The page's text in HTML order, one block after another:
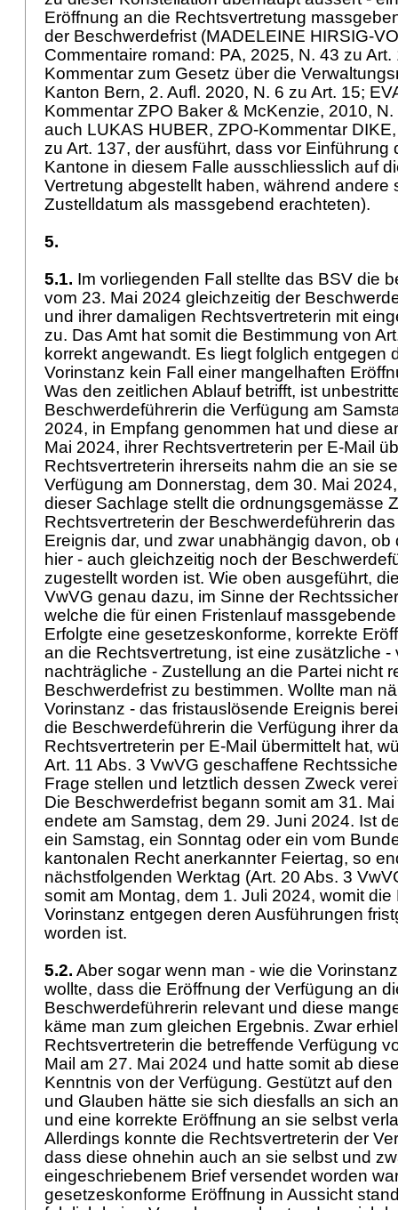
Eröffnung an die Rechtsvertretung
der Beschwerdefrist (MADELEINE HIRSIG-
Commentaire romand: PA, 2025, N. 43 zu
Kommentar zum Gesetz über die
Kanton Bern, 2. Aufl. 2020, N. 6 zu Art. 15;
Kommentar ZPO Baker & McKenzie, 2010,
auch LUKAS HUBER, ZPO-Kommentar
zu Art. 137, der ausführt, dass vor Einführung
Kantone in diesem Falle ausschliesslich auf
Vertretung abgestellt haben, während andere
Zustelldatum als massgebend erachteten).
5.
5.1. Im vorliegenden Fall stellte das BSV die
vom 23. Mai 2024 gleichzeitig der
und ihrer damaligen Rechtsvertreterin mit
zu. Das Amt hat somit die Bestimmung von
korrekt angewandt. Es liegt folglich entgegen
Vorinstanz kein Fall einer mangelhaften
Was den zeitlichen Ablauf betrifft, ist
Beschwerdeführerin die Verfügung am
2024, in Empfang genommen hat und diese
Mai 2024, ihrer Rechtsvertreterin per E-Mail
Rechtsvertreterin ihrerseits nahm die an sie
Verfügung am Donnerstag, dem 30. Mai
dieser Sachlage stellt die ordnungsgemässe
Rechtsvertreterin der Beschwerdeführerin
Ereignis dar, und zwar unabhängig davon, ob
hier - auch gleichzeitig noch der
zugestellt worden ist. Wie oben ausgeführt,
VwVG genau dazu, im Sinne der
welche die für einen Fristenlauf
Erfolgte eine gesetzeskonforme, korrekte
an die Rechtsvertretung, ist eine zusätzliche -
nachträgliche - Zustellung an die Partei nicht
Beschwerdefrist zu bestimmen. Wollte man
Vorinstanz - das fristauslösende Ereignis
die Beschwerdeführerin die Verfügung ihrer
Rechtsvertreterin per E-Mail übermittelt hat,
Art. 11 Abs. 3 VwVG geschaffene
Frage stellen und letztlich dessen Zweck
Die Beschwerdefrist begann somit am 31.
endete am Samstag, dem 29. Juni 2024. Ist
ein Samstag, ein Sonntag oder ein vom
kantonalen Recht anerkannter Feiertag, so
nächstfolgenden Werktag (Art. 20 Abs. 3
somit am Montag, dem 1. Juli 2024, womit
Vorinstanz entgegen deren Ausführungen
worden ist.
5.2. Aber sogar wenn man - wie die
wollte, dass die Eröffnung der Verfügung an
Beschwerdeführerin relevant und diese
käme man zum gleichen Ergebnis. Zwar
Rechtsvertreterin die betreffende Verfügung
Mail am 27. Mai 2024 und hatte somit ab
Kenntnis von der Verfügung. Gestützt auf
und Glauben hätte sie sich diesfalls an sich
und eine korrekte Eröffnung an sie selbst
Allerdings konnte die Rechtsvertreterin der
dass diese ohnehin auch an sie selbst und
eingeschriebenem Brief versendet worden
gesetzeskonforme Eröffnung in Aussicht